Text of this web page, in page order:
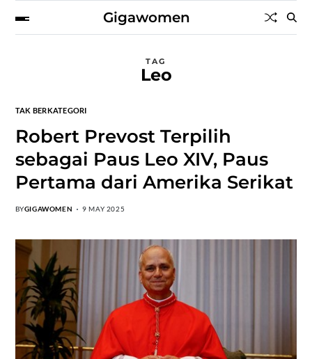
Gigawomen
TAG
Leo
TAK BERKATEGORI
Robert Prevost Terpilih
sebagai Paus Leo XIV, Paus
Pertama dari Amerika Serikat
BYGIGAWOMEN 9 MAY 2025